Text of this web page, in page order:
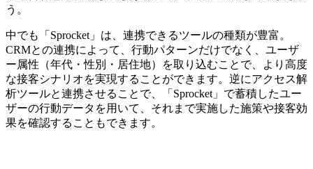
う。
中でも「Sprocket」は、連携できるツールの種類が豊富。
CRMとの連携によって、行動パターンだけでなく、ユーザ
ー属性（年代・性別・居住地）を取り込むことで、より高度
な接客シナリオを実現することができます。逆にアクセス解
析ツールと連携させることで、「Sprocket」で蓄積したユー
ザーの行動データを用いて、それまで実施した施策や接客効
果を確認することもできます。